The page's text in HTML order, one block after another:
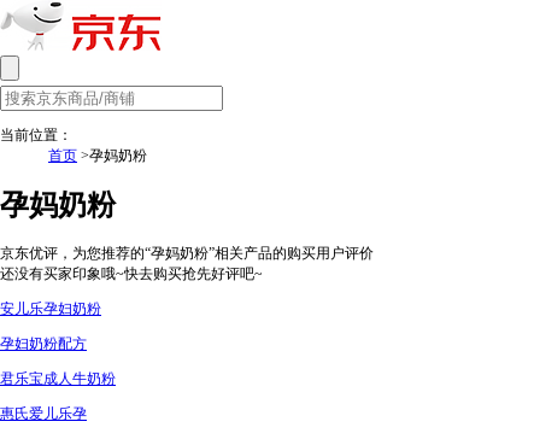
当前位置：
首页 >孕妈奶粉
孕妈奶粉
京东优评，为您推荐的“孕妈奶粉”相关产品的购买用户评价
还没有买家印象哦~快去购买抢先好评吧~
安儿乐孕妇奶粉
孕妇奶粉配方
君乐宝成人牛奶粉
惠氏爱儿乐孕